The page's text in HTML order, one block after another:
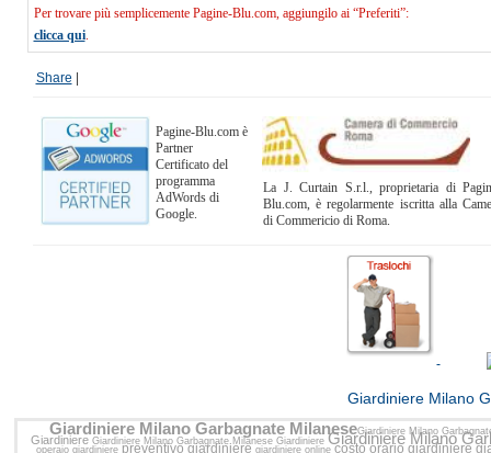
Per trovare più semplicemente Pagine-Blu.com, aggiungilo ai “Preferiti”:
clicca qui.
Share
Pagine-Blu.com è
Partner
Certificato del
programma
AdWords di
Google.
La J. Curtain S.r.l., proprietaria di
Blu.com, è regolarmente iscritta alla
di Commericio di Roma.
Giardiniere Milano
Giardiniere Milano Garbagnate MilaneseGiardiniere Milano
Giardiniere Giardiniere Milano Garbagnate Milanese Giardiniere Giardiniere Milano
operaio giardiniere preventivo giardinieregiardiniere online costo orario giardiniere